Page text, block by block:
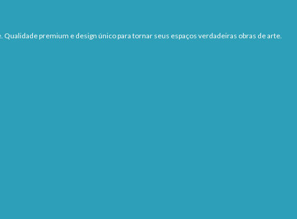
premium e design único para tornar seus espaços verdadeiras obras de arte.